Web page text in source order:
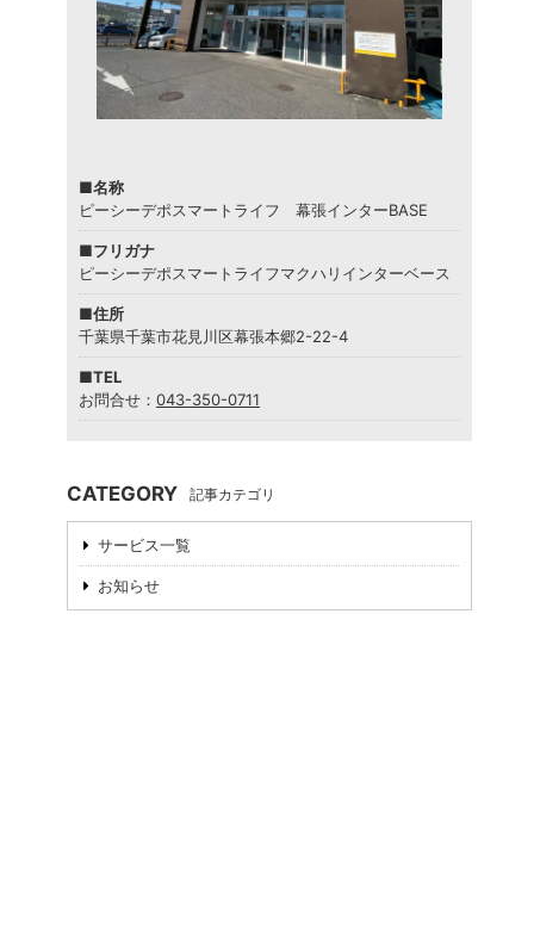
■名称
ピーシーデポスマートライフ 幕張インターBASE
■フリガナ
ピーシーデポスマートライフマクハリインターベース
■住所
千葉県千葉市花見川区幕張本郷2-22-4
■TEL
お問合せ： 043-350-0711
CATEGORY 記事カテゴリ
サービス一覧
お知らせ